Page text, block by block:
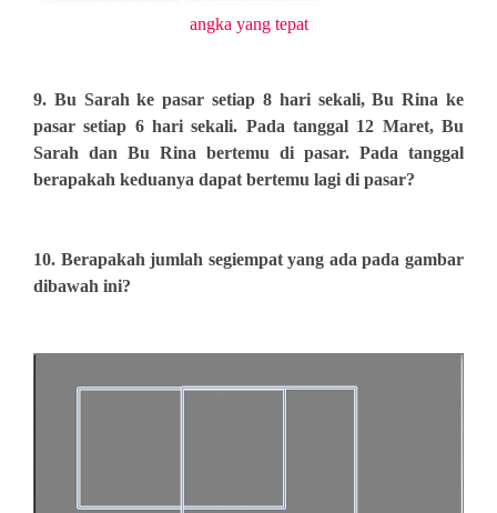
angka yang tepat
9. Bu Sarah ke pasar setiap 8 hari sekali, Bu Rina ke
pasar setiap 6 hari sekali. Pada tanggal 12 Maret, Bu
Sarah dan Bu Rina bertemu di pasar. Pada tanggal
berapakah keduanya dapat bertemu lagi di pasar?
10. Berapakah jumlah segiempat yang ada pada gambar
dibawah ini?